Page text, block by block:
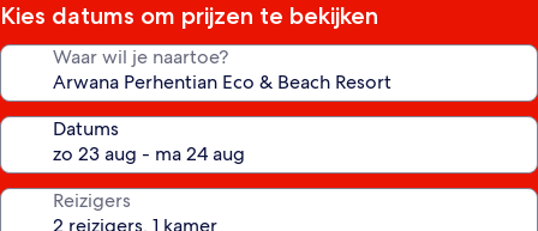
Kies datums om prijzen te bekijken
Waar wil je naartoe?
Datums
Reizigers